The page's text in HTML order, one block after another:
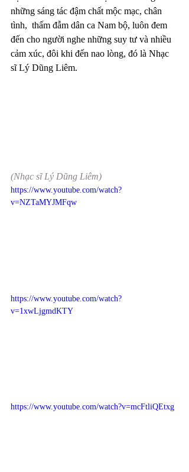
những sáng tác đậm chất mộc mạc, chân
tình,  thấm đẫm dân ca Nam bộ, luôn đem
đến cho người nghe những suy tư và nhiều
cảm xúc, đôi khi đến nao lòng, đó là Nhạc
sĩ Lý Dũng Liêm.
(Nhạc sĩ Lý Dũng Liêm)
https://www.youtube.com/watch?
v=NZTaMYJMFqw
https://www.youtube.com/watch?
v=1xwLjgmdKTY
https://www.youtube.com/watch?v=mcFtliQEtxg